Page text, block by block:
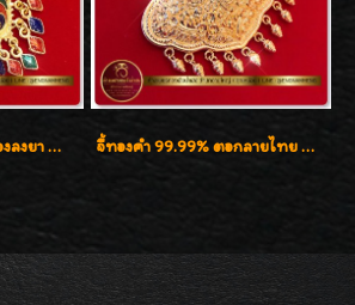
จี้ทองคำ 96.5% งานทองลงยา น้ำหนัก 1 บาท จี้ทองคำ 99.99% ตอกลายไทย น้ำหนัก 20.6g ( 1.35 บาททอง ) สวยมากๆค่ะ